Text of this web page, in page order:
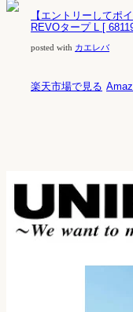
【エントリーしてポ
REVOタープ L [
posted with カエレバ
楽天市場で見る